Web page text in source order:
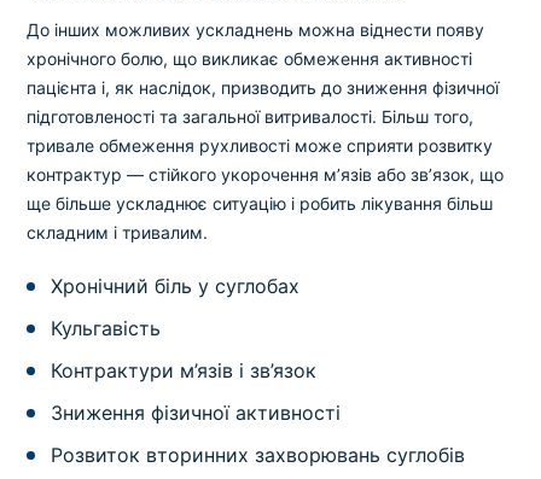
До інших можливих ускладнень можна віднести появу
хронічного болю, що викликає обмеження активності
пацієнта і, як наслідок, призводить до зниження фізичної
підготовленості та загальної витривалості. Більш того,
тривале обмеження рухливості може сприяти розвитку
контрактур — стійкого укорочення м’язів або зв’язок, що
ще більше ускладнює ситуацію і робить лікування більш
складним і тривалим.
Хронічний біль у суглобах
Кульгавість
Контрактури м’язів і зв’язок
Зниження фізичної активності
Розвиток вторинних захворювань суглобів